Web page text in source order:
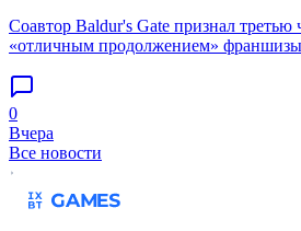
Соавтор Baldur's Gate признал третью
«отличным продолжением» франшизы
0
Вчера
Все новости